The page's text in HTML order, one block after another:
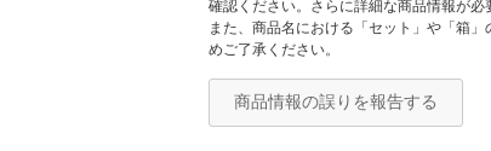
確認ください。さらに詳細な商品情報が必
また、商品名における「セット」や「箱
めご了承ください。
商品情報の誤りを報告する